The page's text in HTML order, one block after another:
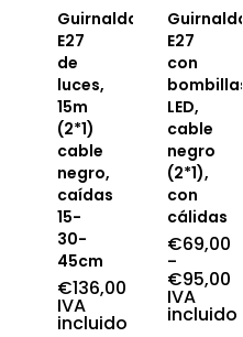
Guirnalda
E27
de
luces,
15m
(2*1)
cable
negro,
caídas
15-
30-
45cm
€136,00
IVA
incluido
Guirnalda
E27
con
bombillas
LED,
cable
negro
(2*1),
con
cálidas
€69,00
-
€95,00
Rango
de
IVA
incluido